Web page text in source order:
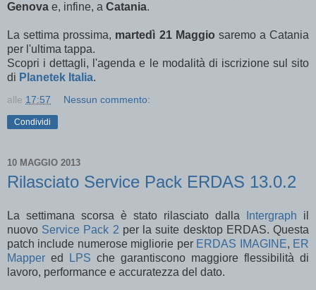
Genova e, infine, a Catania.
La settima prossima, martedì 21 Maggio saremo a Catania
per l'ultima tappa.
Scopri i dettagli, l'agenda e le modalità di iscrizione sul sito
di Planetek Italia.
alle 17:57 Nessun commento:
Condividi
10 MAGGIO 2013
Rilasciato Service Pack ERDAS 13.0.2
La settimana scorsa è stato rilasciato dalla Intergraph il
nuovo Service Pack 2 per la suite desktop ERDAS. Questa
patch include numerose migliorie per ERDAS IMAGINE, ER
Mapper ed LPS che garantiscono maggiore flessibilità di
lavoro, performance e accuratezza del dato.